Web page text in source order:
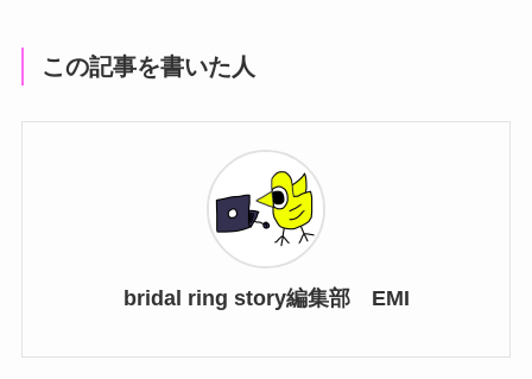
この記事を書いた人
bridal ring story編集部 EMI